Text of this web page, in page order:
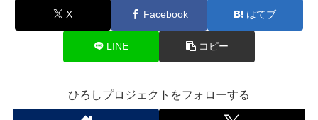
X Facebook はてブ
LINE コピー
ひろしプロジェクトをフォローする